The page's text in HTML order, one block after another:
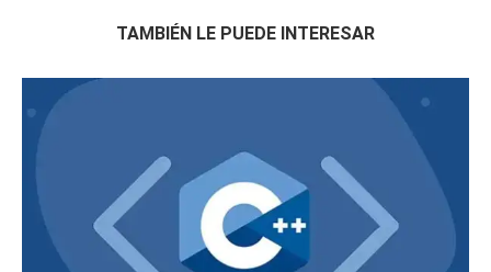
TAMBIÉN LE PUEDE INTERESAR